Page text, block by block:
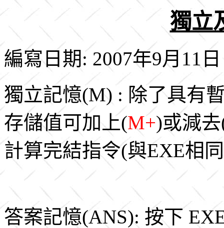
獨立
編寫日期: 2007年9月11日
獨立記憶(M) : 除了具有
存儲值可加上(M+)或減
計算完結指令(與EXE相
答案記憶(ANS): 按下